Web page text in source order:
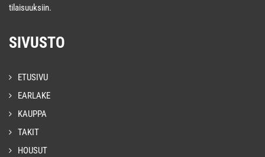
tilaisuuksiin.
SIVUSTO
ETUSIVU
EARLAKE
KAUPPA
TAKIT
HOUSUT